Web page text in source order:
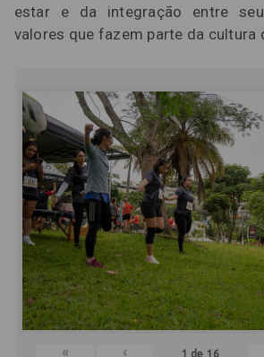
estar e da integração entre
valores que fazem parte da cultura
« ‹ 1 de 16